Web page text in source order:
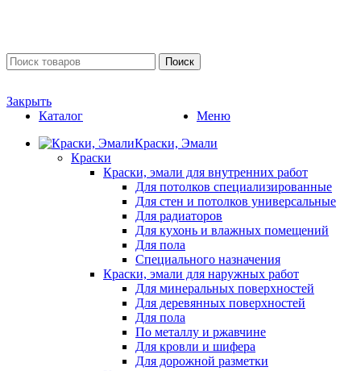
Поиск
Закрыть
Меню
Каталог
Краски, Эмали
Краски
Краски, эмали для внутренних работ
Для потолков специализированные
Для стен и потолков универсальные
Для радиаторов
Для кухонь и влажных помещений
Для пола
Специального назначения
Краски, эмали для наружных работ
Для минеральных поверхностей
Для деревянных поверхностей
Для пола
По металлу и ржавчине
Для кровли и шифера
Для дорожной разметки